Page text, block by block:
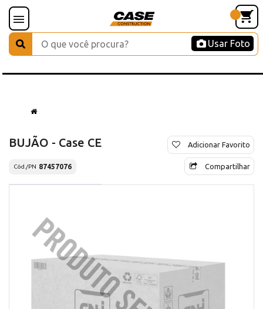
Usar Foto
BUJÃO - Case CE
Cód./PN 87457076
Adicionar Favorito
Compartilhar